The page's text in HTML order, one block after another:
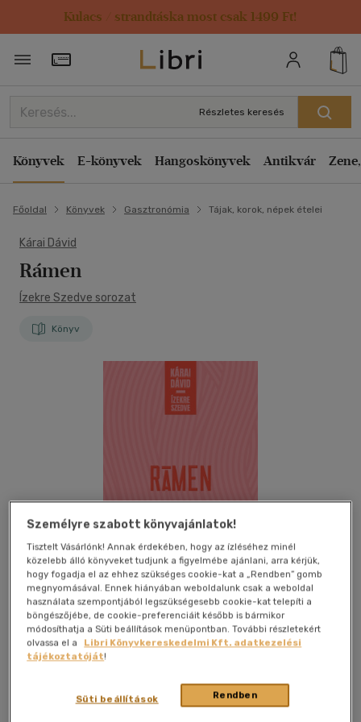
Kulacs / strandtáska most csak 1499 Ft!
Törzsvásárlói Kártya adatai
Részletes keresés
Könyvek E-könyvek Hangoskönyvek Antikvár
Főoldal Könyvek Gasztronómia Tájak, korok, népek ételei
Kárai Dávid
Rámen
Ízekre Szedve sorozat
Könyv
Kívánságlistához adom Megosztom
2025|magyar nyelvű flexibilis karton
Személyre szabott könyvajánlatok!
Tisztelt Vásárlónk! Annak érdekében, hogy az ízléséhez minél
közelebb álló könyveket tudjunk a figyelmébe ajánlani, arra kérjük,
hogy fogadja el az ehhez szükséges cookie-kat a „Rendben” gomb
megnyomásával. Ennek hiányában weboldalunk csak a weboldal
használata szempontjából legszükségesebb cookie-kat telepíti a
böngészőjébe, de cookie-preferenciáit később is bármikor
módosíthatja a Süti beállítások menüpontban. További részletekért
olvassa el a
Libri Könyvkereskedelmi Kft. adatkezelési
tájékoztatóját!
Rendben
Süti beállítások